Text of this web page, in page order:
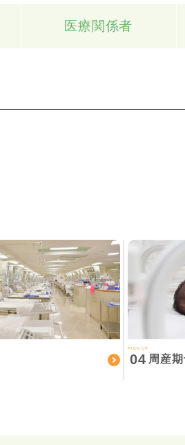
医療関係者
PICK UP
04 周産